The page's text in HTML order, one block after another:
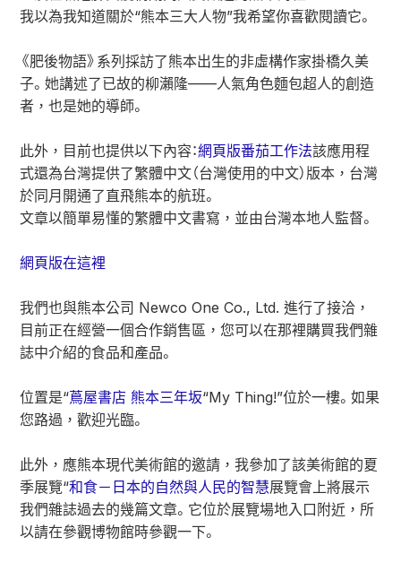
我以為我知道關於“熊本三大人物”我希望你喜歡閱讀它。
《肥後物語》系列採訪了熊本出生的非虛構作家掛橋久美
子。她講述了已故的柳瀨隆——人氣角色麵包超人的創造
者，也是她的導師。
此外，目前也提供以下內容：網頁版番茄工作法該應用程
式還為台灣提供了繁體中文（台灣使用的中文）版本，台灣
於同月開通了直飛熊本的航班。
文章以簡單易懂的繁體中文書寫，並由台灣本地人監督。
網頁版在這裡
我們也與熊本公司 Newco One Co., Ltd. 進行了接洽，
目前正在經營一個合作銷售區，您可以在那裡購買我們雜
誌中介紹的食品和產品。
位置是“蔦屋書店 熊本三年坂“My Thing!”位於一樓。如果
您路過，歡迎光臨。
此外，應熊本現代美術館的邀請，我參加了該美術館的夏
季展覽“和食－日本的自然與人民的智慧展覽會上將展示
我們雜誌過去的幾篇文章。它位於展覽場地入口附近，所
以請在參觀博物館時參觀一下。